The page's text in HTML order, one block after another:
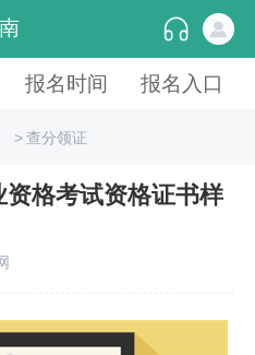
报名时间 报名入口
> 查分领证
格考试资格证书样